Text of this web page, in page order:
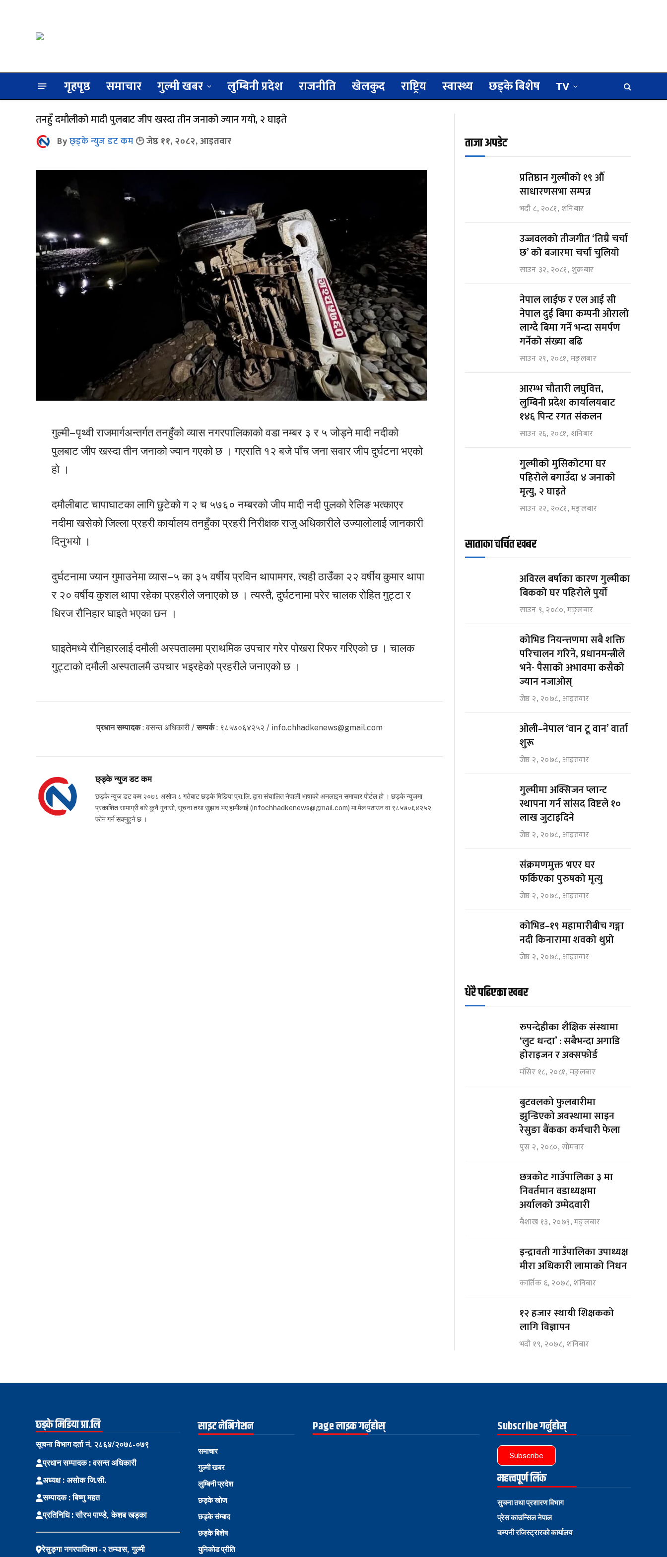
गृहपृष्ठ समाचार गुल्मी खबर लुम्बिनी प्रदेश राजनीति खेलकुद राष्ट्रिय स्वास्थ्य छड्के बिशेष TV
तनहुँ दमौलीको मादी पुलबाट जीप खस्दा तीन जनाको ज्यान गयो, २ घाइते
Byछ्ड्के न्युज डट कम जेष्ठ ११, २०८२, आइतवार
गुल्मी– पृथ्वी राजमार्गअन्तर्गत तनहुँको व्यास नगरपालिकाको वडा नम्बर ३ र ५ जोड्ने मादी नदीको
पुलबाट जीप खस्दा तीन जनाको ज्यान गएको छ । गएराति १२ बजे पाँच जना सवार जीप दुर्घटना भएको
हो ।
दमौलीबाट चापाघाटका लागि छुटेको ग २ च ५७६० नम्बरको जीप मादी नदी पुलको रेलिङ भत्काएर
नदीमा खसेको जिल्ला प्रहरी कार्यालय तनहुँका प्रहरी निरीक्षक राजु अधिकारीले उज्यालोलाई जानकारी
दिनुभयो ।
दुर्घटनामा ज्यान गुमाउनेमा व्यास–५ का ३५ वर्षीय प्रविन थापामगर, त्यही ठाउँका २२ वर्षीय कुमार थापा
र २० वर्षीय कुशल थापा रहेका प्रहरीले जनाएको छ । त्यस्तै, दुर्घटनामा परेर चालक रोहित गुट्टा र
धिरज रौनिहार घाइते भएका छन ।
घाइतेमध्ये रौनिहारलाई दमौली अस्पतालमा प्राथमिक उपचार गरेर पोखरा रिफर गरिएको छ । चालक
गुट्टाको दमौली अस्पतालमै उपचार भइरहेको प्रहरीले जनाएको छ ।
प्रधान सम्पादक: वसन्त अधिकारी /सम्पर्क: ९८५७०६४२५२ / info.chhadkenews@gmail.com
छ्ड्के न्युज डट कम
छड्के न्युज डट कम २०७८ असोज ८ गतेबाट छड्के मिडिया प्रा.लि. द्वारा संचालित नेपाली भाषाको अनलाइन समाचार पोर्टल हो । छड्के न्युजमा
प्रकाशित सामाग्री बारे कुनै गुनासो, सूचना तथा सुझाव भए हामीलाई (infochhadkenews@gmail.com) मा मेल पठाउन वा ९८५७०६४२५२
फोन गर्न सक्नुहुने छ ।
ताजा अपडेट
प्रतिष्ठान गुल्मीको १९ औं
साधारणसभा सम्पन्न
भदौ ८, २०८१, शनिबार
उज्जवलको तीजगीत ‘तिम्रै चर्चा
छ’ को बजारमा चर्चा चुलियो
साउन ३२, २०८१, शुक्रबार
नेपाल लाईफ र एल आई सी
नेपाल दुई बिमा कम्पनी ओरालो
लाग्दै बिमा गर्ने भन्दा समर्पण
गर्नेको संख्या बढि
साउन २९, २०८१, मङ्लबार
आरम्भ चौतारी लघुवित्त,
लुम्बिनी प्रदेश कार्यालयबाट
१४६ पिन्ट रगत संकलन
साउन २६, २०८१, शनिबार
गुल्मीको मुसिकोटमा घर
पहिरोले बगाउँदा ४ जनाको
मृत्यु, २ घाइते
साउन २२, २०८१, मङ्लबार
साताका चर्चित खबर
अविरल बर्षाका कारण गुल्मीका
बिकको घर पहिरोले पुर्यो
साउन ९, २०८०, मङ्लबार
कोभिड नियन्त्तणमा सबै शक्ति
परिचालन गरिने, प्रधानमन्त्रीले
भने- पैसाको अभावमा कसैको
ज्यान नजाओस्
जेष्ठ २, २०७८, आइतवार
ओली–नेपाल ‘वान टू वान’ वार्ता
शुरू
जेष्ठ २, २०७८, आइतवार
गुल्मीमा अक्सिजन प्लान्ट
स्थापना गर्न सांसद विष्टले १०
लाख जुटाइदिने
जेष्ठ २, २०७८, आइतवार
संक्रमणमुक्त भएर घर
फर्किएका पुरुषको मृत्यु
जेष्ठ २, २०७८, आइतवार
कोभिड–१९ महामारीबीच गङ्गा
नदी किनारामा शवको थुप्रो
जेष्ठ २, २०७८, आइतवार
धेरै पढिएका खबर
रुपन्देहीका शैक्षिक संस्थामा
‘लुट धन्दा’ : सबैभन्दा अगाडि
होराइजन र अक्सफोर्ड
मंसिर १८, २०८१, मङ्लबार
बुटवलको फुलबारीमा
झुन्डिएको अवस्थामा साइन
रेसुङा बैंकका कर्मचारी फेला
पुस २, २०८०, सोमवार
छत्रकोट गाउँपालिका ३ मा
निवर्तमान वडाध्यक्षमा
अर्यालको उम्मेदवारी
बैशाख १३, २०७९, मङ्लबार
इन्द्रावती गाउँपालिका उपाध्यक्ष
मीरा अधिकारी लामाको निधन
कार्तिक ६, २०७८, शनिबार
१२ हजार स्थायी शिक्षकको
लागि विज्ञापन
भदौ १९, २०७८, शनिबार
छ्ड्के मिडिया प्रा.लि
सूचना विभाग दर्ता नं. २८६४/२०७८-०७९
प्रधान सम्पादक : वसन्त अधिकारी
अध्यक्ष : असोक जि.सी.
सम्पादक : बिष्णु महत
प्रतिनिधि : सौरभ पाण्डे, केशब खड्का
रेसुङ्गा नगरपालिका -२ तम्घास, गुल्मी
साइट नेभिगेशन
समाचार
गुल्मी खबर
लुम्बिनी प्रदेश
छड्के खोज
छड्के संम्बाद
छड्के बिशेष
युनिकोड प्रीति
Page लाइक गर्नुहोस् Subscribe गर्नुहोस्
Subscribe
महत्त्वपूर्ण लिंक
सुचना तथा प्रशारण विभाग
प्रेस काउन्सिल नेपाल
कम्पनी रजिस्ट्रारको कार्यालय